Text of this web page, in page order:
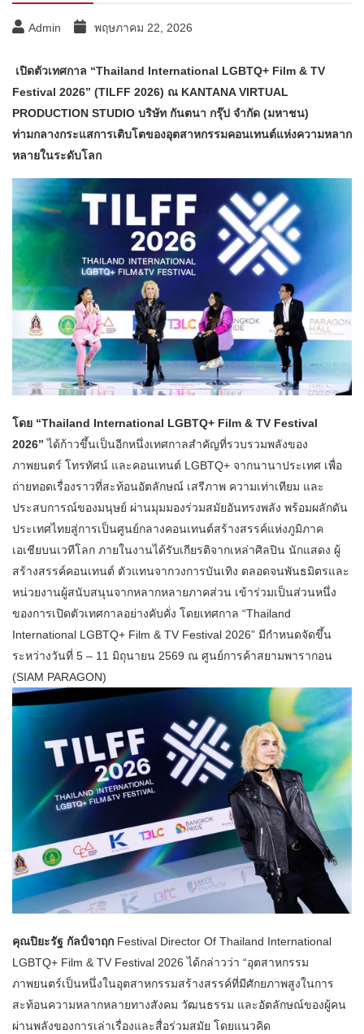
Admin พฤษภาคม 22, 2026
เปิดตัวเทศกาล “Thailand International LGBTQ+ Film & TV
Festival 2026” (TILFF 2026) ณ KANTANA VIRTUAL
PRODUCTION STUDIO บริษัท กันตนา กรุ๊ป จำกัด (มหาชน)
ท่ามกลางกระแสการเติบโตของอุตสาหกรรมคอนเทนต์แห่งความหลาก
หลายในระดับโลก
โดย “Thailand International LGBTQ+ Film & TV Festival
2026”ได้ก้าวขึ้นเป็นอีกหนึ่งเทศกาลสำคัญที่รวบรวมพลังของ
ภาพยนตร์ โทรทัศน์ และคอนเทนต์ LGBTQ+ จากนานาประเทศ เพื่อ
ถ่ายทอดเรื่องราวที่สะท้อนอัตลักษณ์ เสรีภาพ ความเท่าเทียม และ
ประสบการณ์ของมนุษย์ ผ่านมุมมองร่วมสมัยอันทรงพลัง พร้อมผลักดัน
ประเทศไทยสู่การเป็นศูนย์กลางคอนเทนต์สร้างสรรค์แห่งภูมิภาค
เอเชียบนเวทีโลก ภายในงานได้รับเกียรติจากเหล่าศิลปิน นักแสดง ผู้
สร้างสรรค์คอนเทนต์ ตัวแทนจากวงการบันเทิง ตลอดจนพันธมิตรและ
หน่วยงานผู้สนับสนุนจากหลากหลายภาคส่วน เข้าร่วมเป็นส่วนหนึ่ง
ของการเปิดตัวเทศกาลอย่างคับคั่ง โดยเทศกาล “Thailand
International LGBTQ+ Film & TV Festival 2026” มีกำหนดจัดขึ้น
ระหว่างวันที่ 5 – 11 มิถุนายน 2569 ณ ศูนย์การค้าสยามพารากอน
(SIAM PARAGON)
คุณปิยะรัฐ กัลป์จาฤก Festival Director Of Thailand International
LGBTQ+ Film & TV Festival 2026 ได้กล่าวว่า “อุตสาหกรรม
ภาพยนตร์เป็นหนึ่งในอุตสาหกรรมสร้างสรรค์ที่มีศักยภาพสูงในการ
สะท้อนความหลากหลายทางสังคม วัฒนธรรม และอัตลักษณ์ของผู้คน
ผ่านพลังของการเล่าเรื่องและสื่อร่วมสมัย โดยแนวคิด